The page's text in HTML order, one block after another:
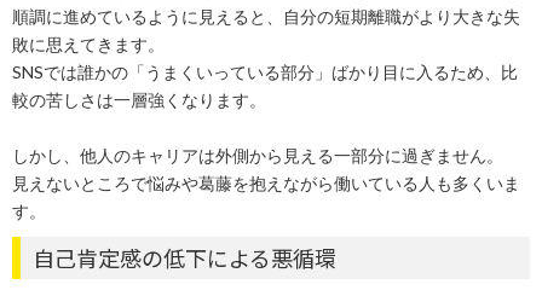
順調に進めているように見えると、自分の短期離職がより大きな失
敗に思えてきます。
SNSでは誰かの「うまくいっている部分」ばかり目に入るため、比
較の苦しさは一層強くなります。
しかし、他人のキャリアは外側から見える一部分に過ぎません。
見えないところで悩みや葛藤を抱えながら働いている人も多くいま
す。
自己肯定感の低下による悪循環